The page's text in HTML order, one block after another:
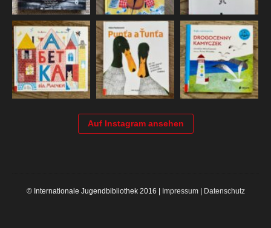
Auf Instagram ansehen
© Internationale Jugendbibliothek 2016 | Impressum| Datenschutz